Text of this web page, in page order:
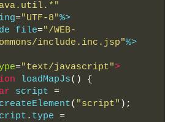
="UTF-8"%>
file="/WEB-
include.inc.jsp"%>
="text/javascript">
loadMapJs()
{
script =
createElement( "script" );
script
. type =